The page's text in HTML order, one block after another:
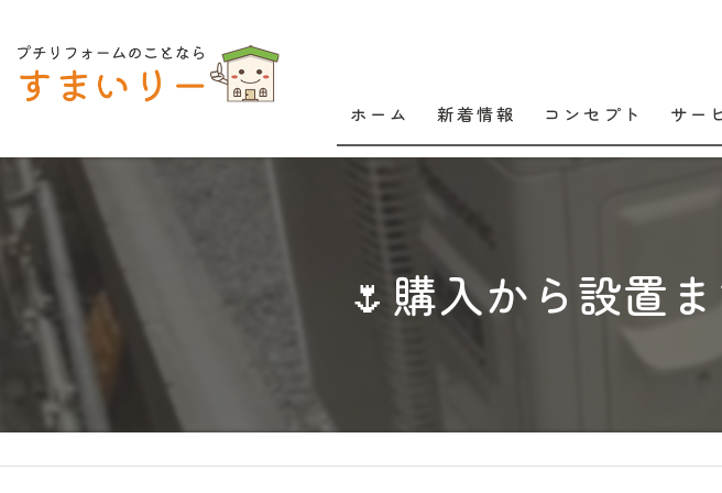
ホーム 新着情報 コンセプト サー
🌷購入から設置